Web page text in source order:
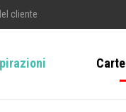
cliente